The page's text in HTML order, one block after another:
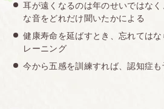
耳が遠くなるのは年のせいではな
な音をどれだけ聞いたかによる
健康寿命を延ばすとき、忘れては
レーニング
今から五感を訓練すれば、認知症も